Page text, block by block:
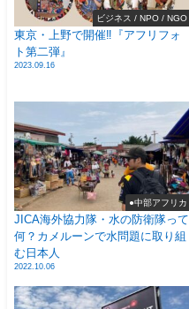
ビジネス / NPO / NGO
東京・上野で開催‼️『アフリフォ
ト第二弾』
2023.09.16
●中部アフリカ
JICA海外協力隊・水の防衛隊って
何？カメルーンで水問題に取り組
む日本人
2022.10.06